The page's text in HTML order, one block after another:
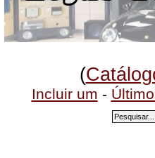
(
Incluir um -